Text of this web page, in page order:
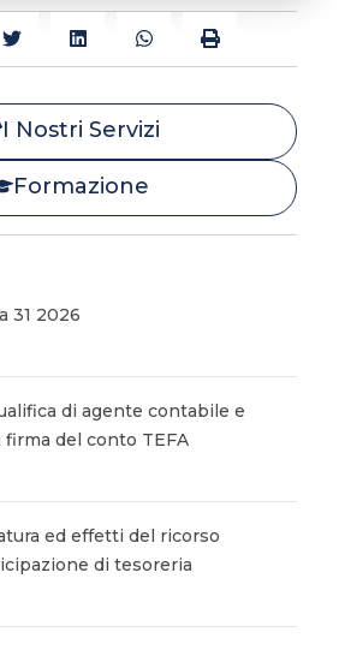
I Nostri Servizi
Formazione
31 2026
di agente contabile e
del conto TEFA
ed effetti del ricorso
di tesoreria